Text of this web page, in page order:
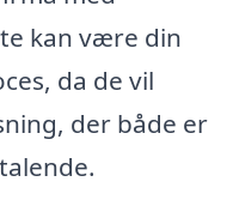
kan være din
da de vil
der både er